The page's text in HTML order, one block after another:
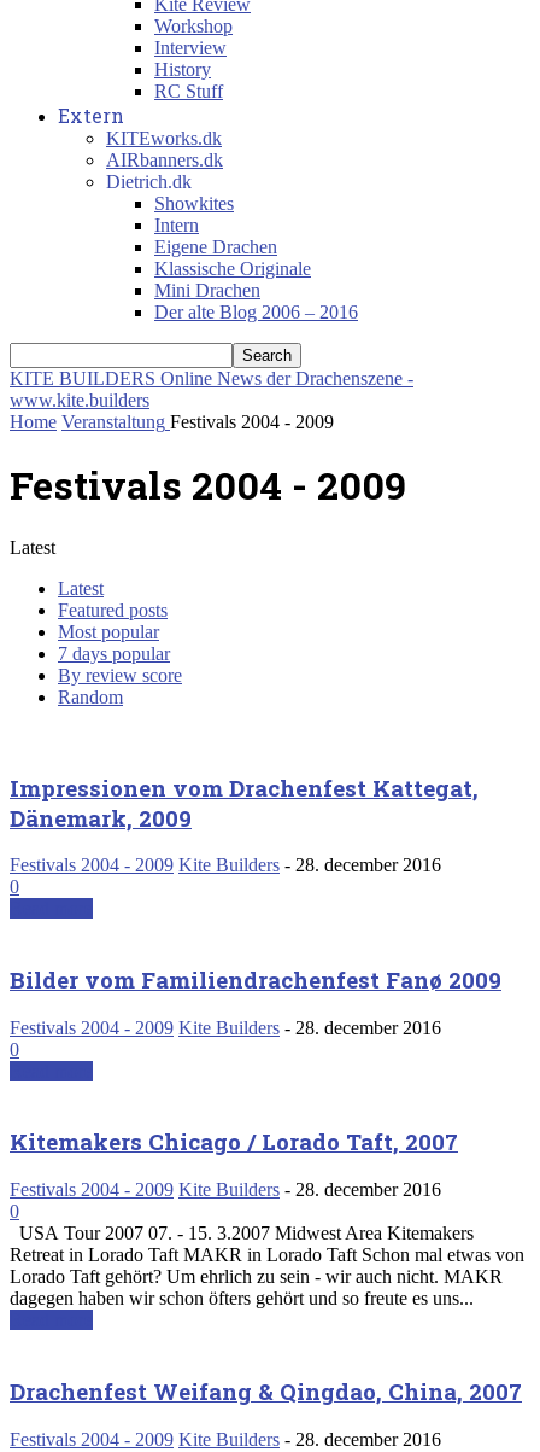
Kite Review
Workshop
Interview
History
RC Stuff
Extern
KITEworks.dk
AIRbanners.dk
Dietrich.dk
Showkites
Intern
Eigene Drachen
Klassische Originale
Mini Drachen
Der alte Blog 2006 – 2016
KITE BUILDERS Online News der Drachenszene -
www.kite.builders
Home Veranstaltung Festivals 2004 - 2009
Festivals 2004 - 2009
Latest
Latest
Featured posts
Most popular
7 days popular
By review score
Random
Impressionen vom Drachenfest Kattegat,
Dänemark, 2009
Festivals 2004 - 2009 Kite Builders - 28. december 2016
0
Bilder vom Familiendrachenfest Fanø 2009
Festivals 2004 - 2009 Kite Builders - 28. december 2016
0
Kitemakers Chicago / Lorado Taft, 2007
Festivals 2004 - 2009 Kite Builders - 28. december 2016
0
USA Tour 2007 07. - 15. 3.2007 Midwest Area Kitemakers
Retreat in Lorado Taft MAKR in Lorado Taft Schon mal etwas von
Lorado Taft gehört? Um ehrlich zu sein - wir auch nicht. MAKR
dagegen haben wir schon öfters gehört und so freute es uns...
Drachenfest Weifang & Qingdao, China, 2007
Festivals 2004 - 2009 Kite Builders - 28. december 2016